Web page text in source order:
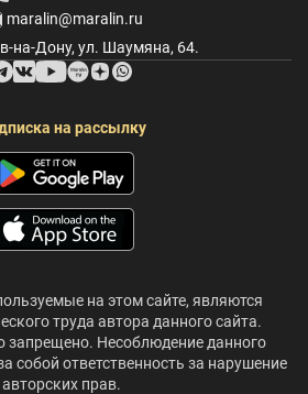
maralin@maralin.ru
на-Дону, ул. Шаумяна, 64.
на рассылку
на этом сайте, являются
труда автора данного сайта.
запрещено. Несоблюдение данного
собой ответственность за нарушение
авторских прав.